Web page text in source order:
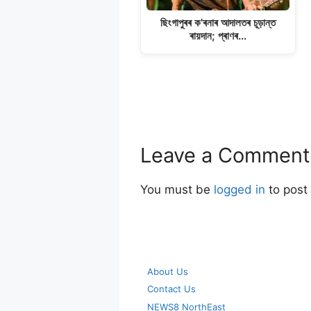
ছিংগাপুৰৰ ক'ৰনাৰ আদালতৰ চূড়ান্ত
ৰায়দান; প্ৰাণৰ…
Leave a Comment
You must be logged in to post
About Us
Contact Us
NEWS8 NorthEast